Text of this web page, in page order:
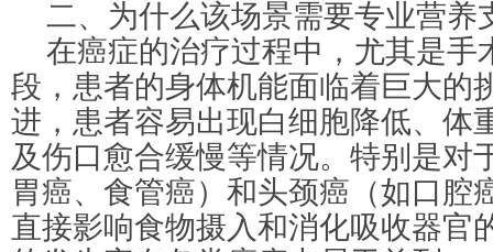
二、为什么该场景需要专业营养
在癌症的治疗过程中，尤其是手
段，患者的身体机能面临着巨大的
进，患者容易出现白细胞降低、体
及伤口愈合缓慢等情况。特别是对
胃癌、食管癌）和头颈癌（如口腔
直接影响食物摄入和消化吸收器官